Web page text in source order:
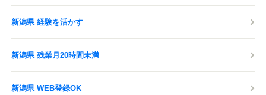
新潟県 経験を活かす
新潟県 残業月20時間未満
新潟県 WEB登録OK